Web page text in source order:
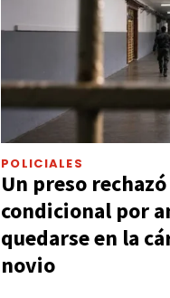
POLICIALES
Un preso
condicional por
quedarse en la
novio